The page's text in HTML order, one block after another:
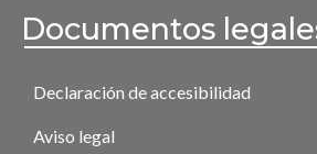
Documentos
Declaración de accesibilidad
Aviso legal